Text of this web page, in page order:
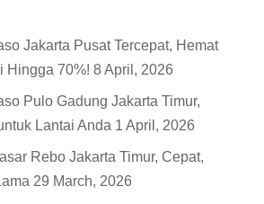
Jakarta Pusat Tercepat, Hemat
Hingga 70%! 8 April, 2026
Pulo Gadung Jakarta Timur,
Lantai Anda 1 April, 2026
Rebo Jakarta Timur, Cepat,
29 March, 2026